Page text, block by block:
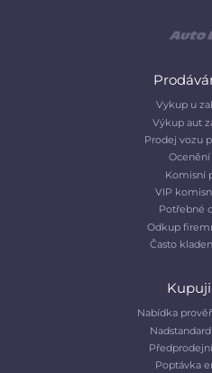
Vykup u
Výkup aut
Prodej vozu
Ocenění
Komisní
VIP
Potřebné
Odkup
Často
Nabídka
Poptávka